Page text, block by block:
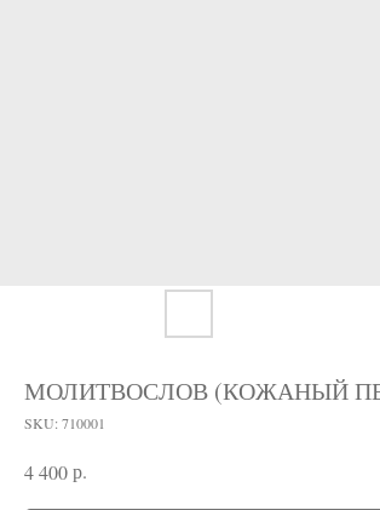
МОЛИТВОСЛОВ (КОЖАНЫЙ
SKU: 710001
4 400р.